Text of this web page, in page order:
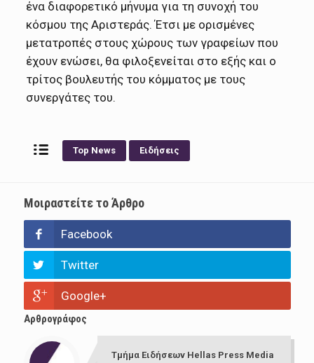
ένα διαφορετικό μήνυμα για τη συνοχή του
κόσμου της Αριστεράς. Έτσι με ορισμένες
μετατροπές στους χώρους των γραφείων που
έχουν ενώσει, θα φιλοξενείται στο εξής και ο
τρίτος βουλευτής του κόμματος με τους
συνεργάτες του.
Top News Ειδήσεις
Μοιραστείτε το Άρθρο
Facebook
Twitter
Google+
Αρθρογράφος
Τμήμα Ειδήσεων Hellas Press Media